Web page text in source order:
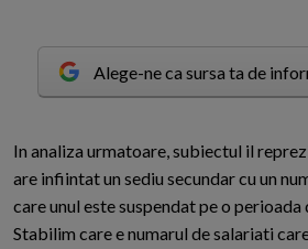
Alege-ne ca sursa ta de
In analiza urmatoare, subiectul il
are infiintat un sediu secundar cu un
care unul este suspendat pe o perioada
Stabilim care e numarul de salariati